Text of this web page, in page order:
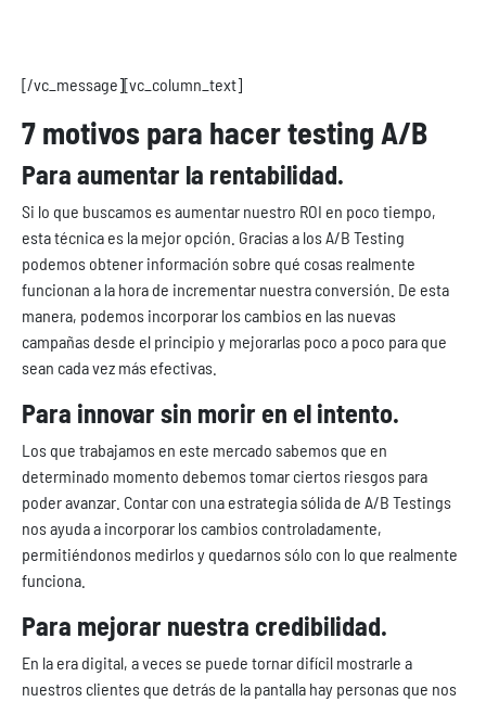
[/vc_message][vc_column_text]
7 motivos para hacer testing A/B
Para aumentar la rentabilidad.
Si lo que buscamos es aumentar nuestro ROI en poco tiempo,
esta técnica es la mejor opción. Gracias a los A/B Testing
podemos obtener información sobre qué cosas realmente
funcionan a la hora de incrementar nuestra conversión. De esta
manera, podemos incorporar los cambios en las nuevas
campañas desde el principio y mejorarlas poco a poco para que
sean cada vez más efectivas.
Para innovar sin morir en el intento.
Los que trabajamos en este mercado sabemos que en
determinado momento debemos tomar ciertos riesgos para
poder avanzar. Contar con una estrategia sólida de A/B Testings
nos ayuda a incorporar los cambios controladamente,
permitiéndonos medirlos y quedarnos sólo con lo que realmente
funciona.
Para mejorar nuestra credibilidad.
En la era digital, a veces se puede tornar difícil mostrarle a
nuestros clientes que detrás de la pantalla hay personas que nos